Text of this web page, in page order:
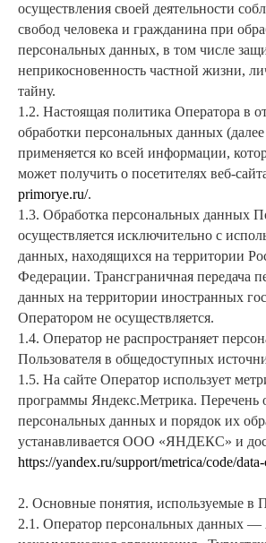
осуществления своей деятельности
свобод человека и гражданина при
персональных данных, в том числе
неприкосновенность частной жизни,
тайну.
1.2. Настоящая политика Оператора в
обработки персональных данных
применяется ко всей информации,
может получить о посетителях веб-
primorye.ru/.
1.3. Обработка персональных данных
осуществляется исключительно с
данных, находящихся на территории
Федерации. Трансграничная передача
данных на территории иностранных
Оператором не осуществляется.
1.4. Оператор не распространяет
Пользователя в общедоступных
1.5. На сайте Оператор использует
программы Яндекс.Метрика. Перечень
персональных данных и порядок их
устанавливается ООО «ЯНДЕКС» и
https://yandex.ru/support/metrica/code/
2. Основные понятия, используемые в
2.1. Оператор персональных данных —